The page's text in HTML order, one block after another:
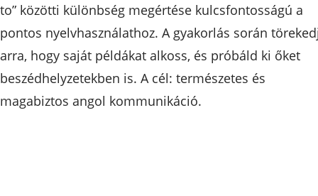
to” közötti különbség megértése kulcsfontosságú a
pontos nyelvhasználathoz. A gyakorlás során
arra, hogy saját példákat alkoss, és próbáld ki őket
beszédhelyzetekben is. A cél: természetes és
magabiztos angol kommunikáció.